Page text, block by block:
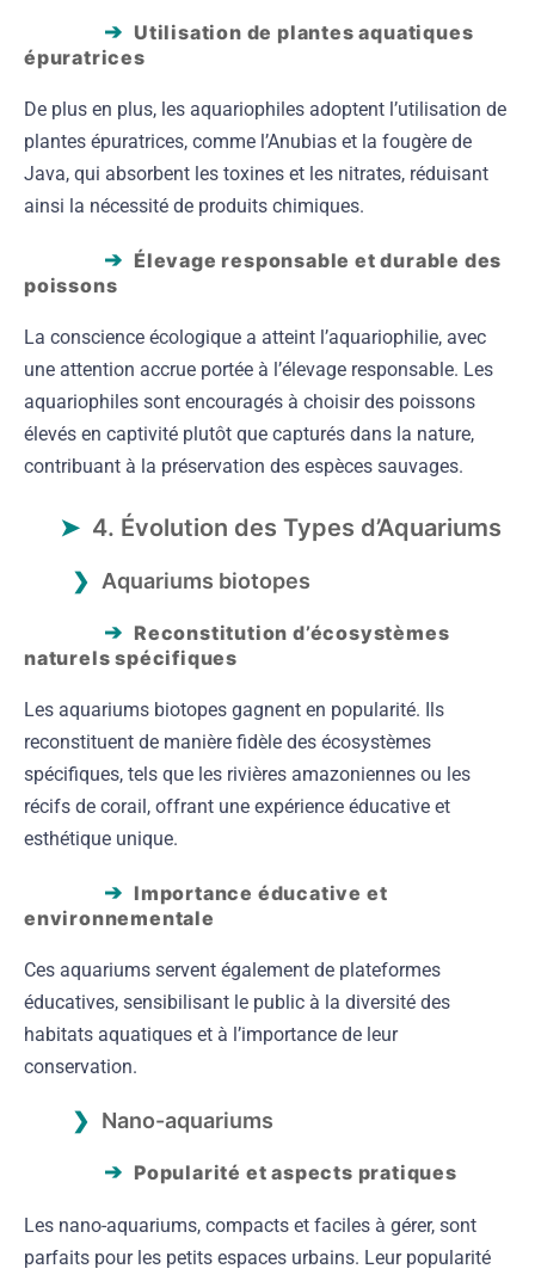
Utilisation de plantes aquatiques
épuratrices
De plus en plus, les aquariophiles adoptent l’utilisation de
plantes épuratrices, comme l’Anubias et la fougère de
Java, qui absorbent les toxines et les nitrates, réduisant
ainsi la nécessité de produits chimiques.
Élevage responsable et durable des
poissons
La conscience écologique a atteint l’aquariophilie, avec
une attention accrue portée à l’élevage responsable. Les
aquariophiles sont encouragés à choisir des poissons
élevés en captivité plutôt que capturés dans la nature,
contribuant à la préservation des espèces sauvages.
4. Évolution des Types d’Aquariums
Aquariums biotopes
Reconstitution d’écosystèmes
naturels spécifiques
Les aquariums biotopes gagnent en popularité. Ils
reconstituent de manière fidèle des écosystèmes
spécifiques, tels que les rivières amazoniennes ou les
récifs de corail, offrant une expérience éducative et
esthétique unique.
Importance éducative et
environnementale
Ces aquariums servent également de plateformes
éducatives, sensibilisant le public à la diversité des
habitats aquatiques et à l’importance de leur
conservation.
Nano-aquariums
Popularité et aspects pratiques
Les nano-aquariums, compacts et faciles à gérer, sont
parfaits pour les petits espaces urbains. Leur popularité